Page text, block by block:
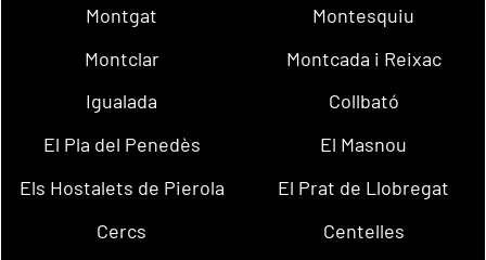
Montgat
Montesquiu
Montclar
Montcada i Reixac
Igualada
Collbató
El Pla del Penedès
El Masnou
Els Hostalets de Pierola
El Prat de Llobregat
Cercs
Centelles